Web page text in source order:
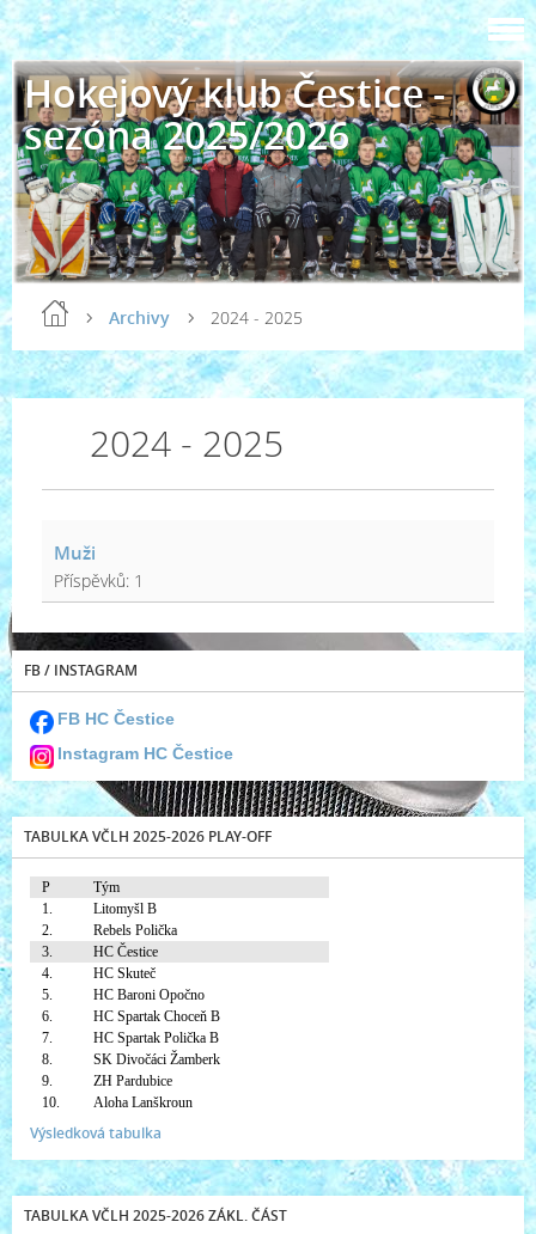
Hokejový klub Čestice -
sezóna 2025/2026
Archivy 2024 - 2025
2024 - 2025
Muži
Příspěvků: 1
FB / INSTAGRAM
FB HC Čestice
Instagram HC Čestice
TABULKA VČLH 2025-2026 PLAY-OFF
P
Tým
1.
Litomyšl B
2.
Rebels Polička
3.
HC Čestice
4.
HC Skuteč
5.
HC Baroni Opočno
6.
HC Spartak Choceň B
7.
HC Spartak Polička B
8.
SK Divočáci Žamberk
9.
ZH Pardubice
10.
Aloha Lanškroun
Výsledková tabulka
TABULKA VČLH 2025-2026 ZÁKL. ČÁST